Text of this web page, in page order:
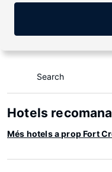
Search
Hotels
Més hotels a prop Fort